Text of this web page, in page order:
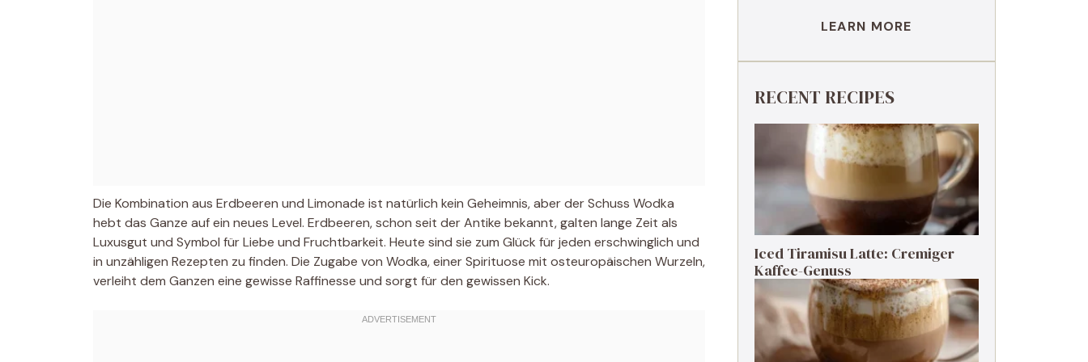
Die Kombination aus Erdbeeren und Limonade ist natürlich kein Geheimnis, aber der Schuss Wodka
hebt das Ganze auf ein neues Level. Erdbeeren, schon seit der Antike bekannt, galten lange Zeit als
Luxusgut und Symbol für Liebe und Fruchtbarkeit. Heute sind sie zum Glück für jeden erschwinglich und
in unzähligen Rezepten zu finden. Die Zugabe von Wodka, einer Spirituose mit osteuropäischen Wurzeln,
verleiht dem Ganzen eine gewisse Raffinesse und sorgt für den gewissen Kick.
LEARN MORE
RECENT RECIPES
Iced Tiramisu Latte: Cremiger
Kaffee-Genuss